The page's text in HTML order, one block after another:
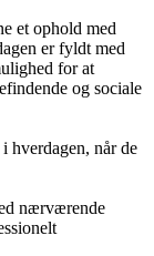
et ophold med
er fyldt med
for at
og sociale
hverdagen, når de
nærværende